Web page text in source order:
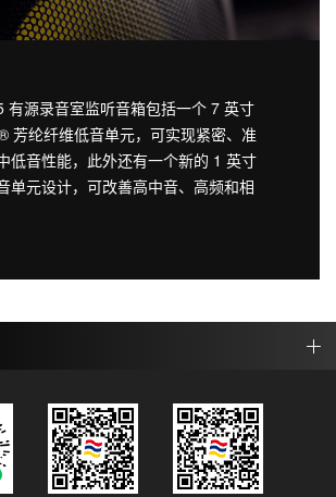
有源录音室监听音箱包括一个 7 英寸
芳纶纤维低音单元，可实现紧密、准
低音性能，此外还有一个新的 1 英寸
单元设计，可改善高中音、高频和相